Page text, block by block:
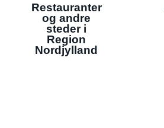
Restauranter
og andre
steder i
Region
Nordjylland